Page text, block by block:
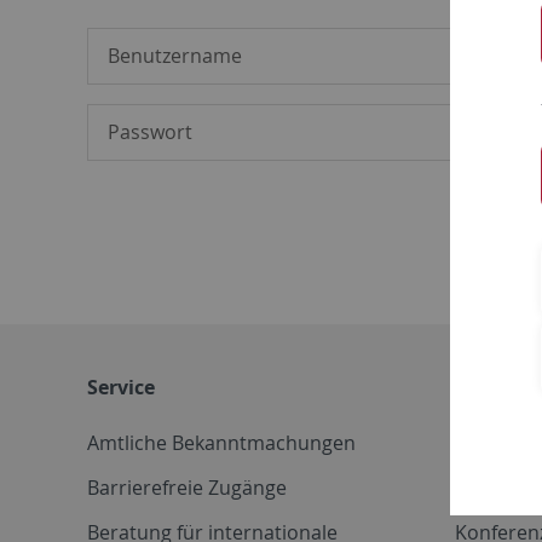
Service
Amtliche Bekanntmachungen
Barrierefreie Zugänge
Beratung für internationale